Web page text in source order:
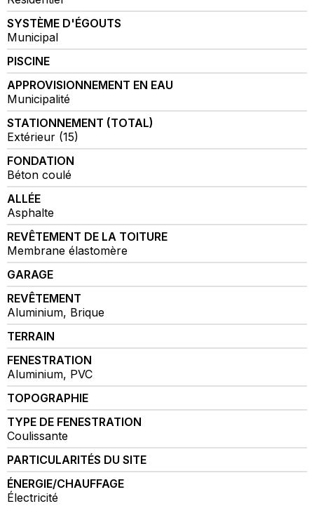
SYSTÈME D'ÉGOUTS
Municipal
PISCINE
APPROVISIONNEMENT EN EAU
Municipalité
STATIONNEMENT (TOTAL)
Extérieur (15)
FONDATION
Béton coulé
ALLÉE
Asphalte
REVÊTEMENT DE LA TOITURE
Membrane élastomère
GARAGE
REVÊTEMENT
Aluminium, Brique
TERRAIN
FENESTRATION
Aluminium, PVC
TOPOGRAPHIE
TYPE DE FENESTRATION
Coulissante
PARTICULARITÉS DU SITE
ÉNERGIE/CHAUFFAGE
Électricité